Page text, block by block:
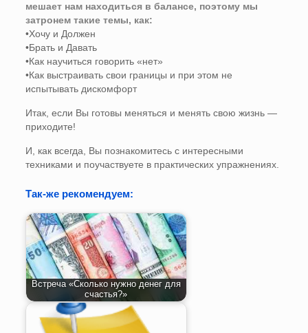
мешает нам находиться в балансе, поэтому мы
затронем такие темы, как:
•Хочу и Должен
•Брать и Давать
•Как научиться говорить «нет»
•Как выстраивать свои границы и при этом не
испытывать дискомфорт
Итак, если Вы готовы меняться и менять свою жизнь —
приходите!
И, как всегда, Вы познакомитесь с интересными
техниками и поучаствуете в практических упражнениях.
Так-же рекомендуем:
Встреча «Сколько нужно денег для
счастья?»